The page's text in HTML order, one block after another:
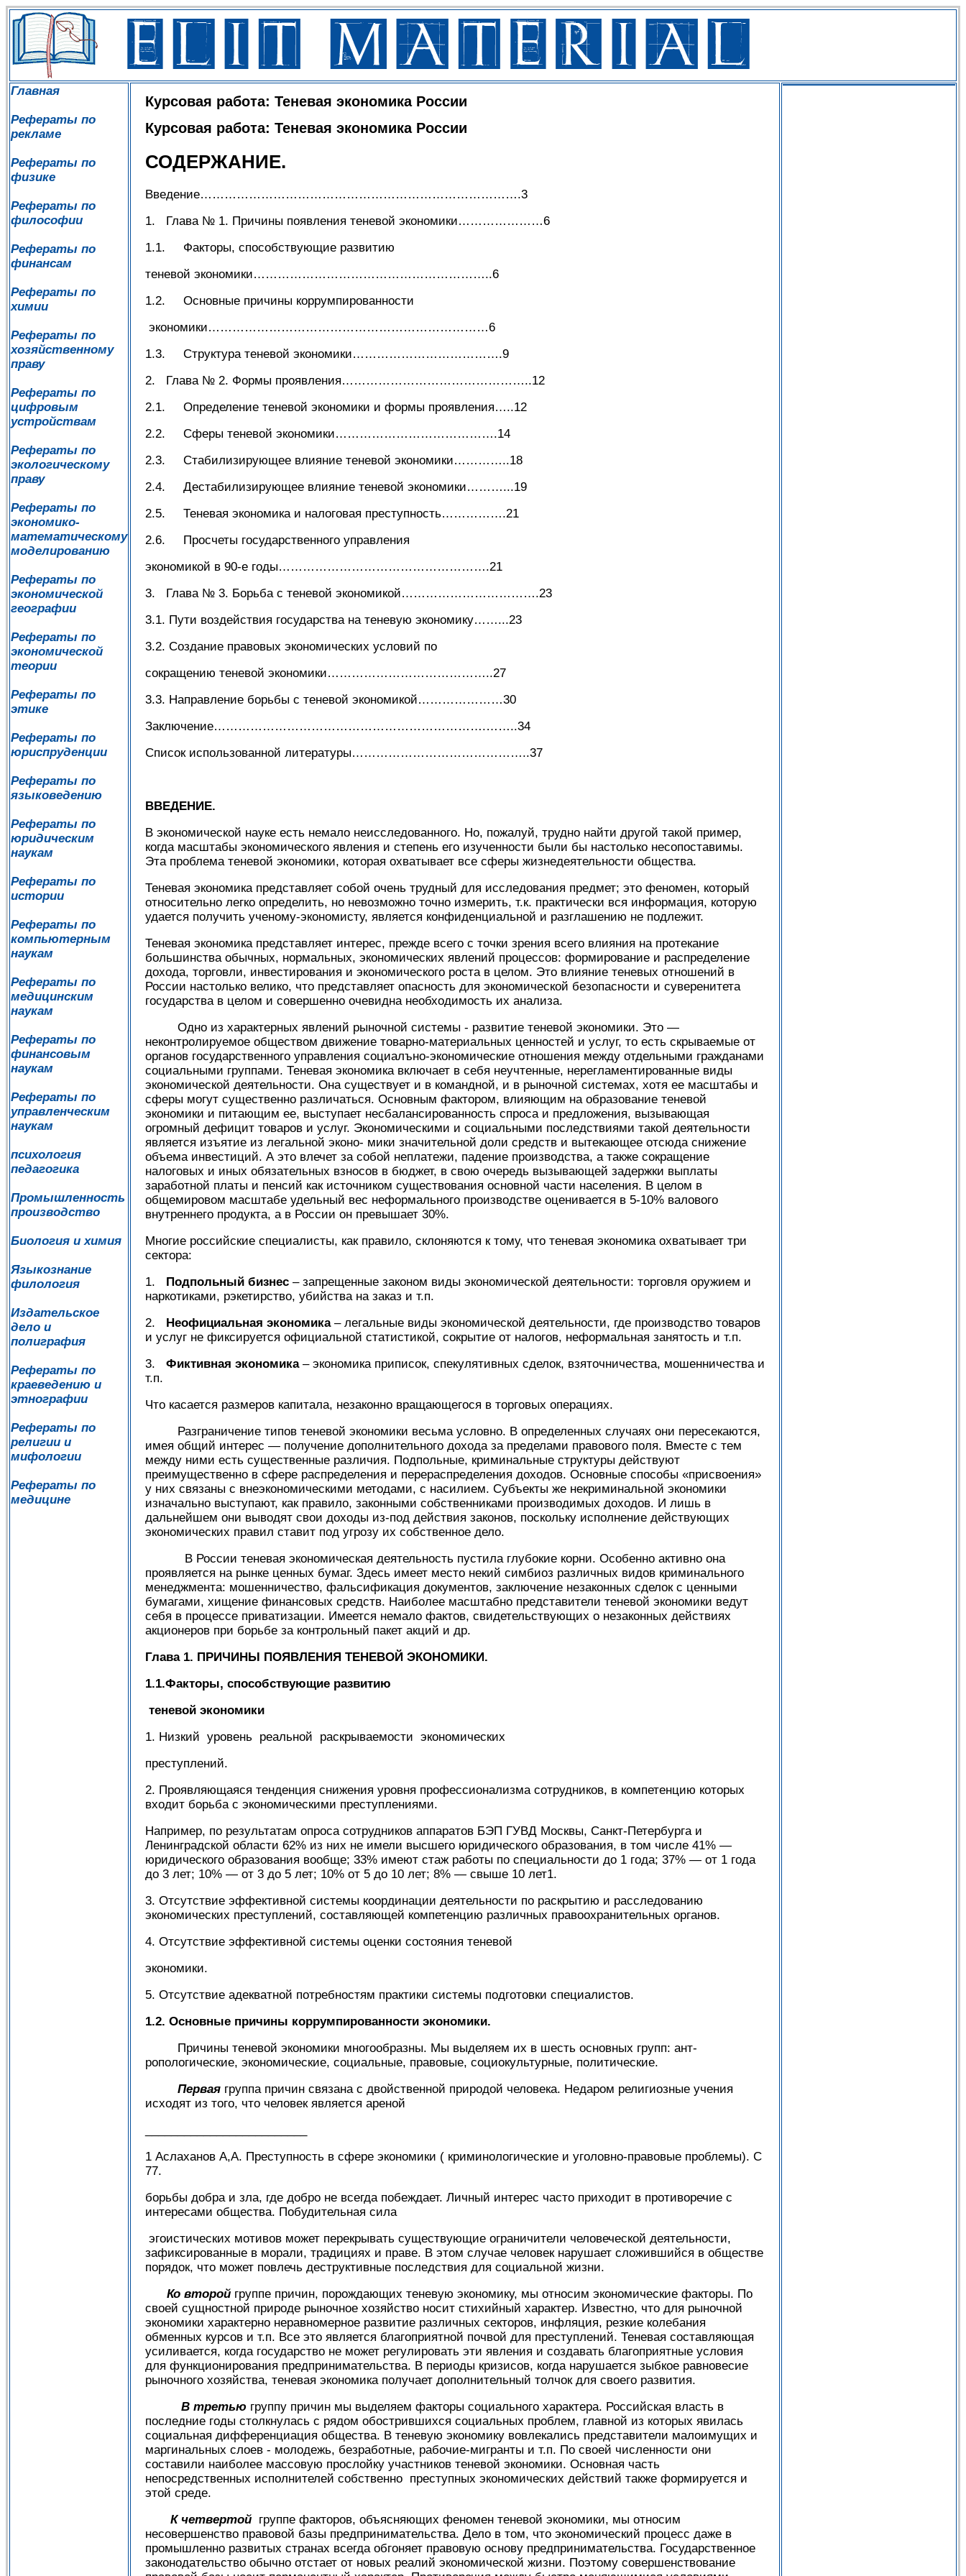
Главная
Рефераты по
рекламе
Рефераты по
физике
Рефераты по
философии
Рефераты по
финансам
Рефераты по
химии
Рефераты по
хозяйственному
праву
Рефераты по
цифровым
устройствам
Рефераты по
экологическому
праву
Рефераты по
экономико-
математическому
моделированию
Рефераты по
экономической
географии
Рефераты по
экономической
теории
Рефераты по
этике
Рефераты по
юриспруденции
Рефераты по
языковедению
Рефераты по
юридическим
наукам
Рефераты по
истории
Рефераты по
компьютерным
наукам
Рефераты по
медицинским
наукам
Рефераты по
финансовым
наукам
Рефераты по
управленческим
наукам
психология
педагогика
Промышленность
производство
Биология и химия
Языкознание
филология
Издательское
дело и
полиграфия
Рефераты по
краеведению и
этнографии
Рефераты по
религии и
мифологии
Рефераты по
медицине
Курсовая работа: Теневая экономика России
Курсовая работа: Теневая экономика России
СОДЕРЖАНИЕ.
Введение…………………………………………………………………….3
1. Глава № 1. Причины появления теневой экономики…………………6
1.1. Факторы, способствующие развитию
теневой экономики…………………………………………………..6
1.2. Основные причины коррумпированности
экономики……………………………………………………………6
1.3. Структура теневой экономики……………………………….9
2. Глава № 2. Формы проявления………………………………………..12
2.1. Определение теневой экономики и формы проявления…..12
2.2. Сферы теневой экономики………………………………….14
2.3. Стабилизирующее влияние теневой экономики…………..18
2.4. Дестабилизирующее влияние теневой экономики………...19
2.5. Теневая экономика и налоговая преступность…………….21
2.6. Просчеты государственного управления
экономикой в 90-е годы…………………………………………….21
3. Глава № 3. Борьба с теневой экономикой…………………………….23
3.1. Пути воздействия государства на теневую экономику……...23
3.2. Создание правовых экономических условий по
сокращению теневой экономики…………………………………..27
3.3. Направление борьбы с теневой экономикой…………………30
Заключение………………………………………………………….……..34
Список использованной литературы……………………………………..37
ВВЕДЕНИЕ.
В экономической науке есть немало неисследованного. Но, пожалуй, трудно найти другой такой пример,
когда масштабы экономического явления и степень его изученности были бы настолько несопоставимы.
Эта проблема теневой экономики, которая охватывает все сферы жизнедеятельности общества.
Теневая экономика представляет собой очень трудный для исследования предмет; это феномен, который
относительно легко определить, но невозможно точно измерить, т.к. практически вся информация, которую
удается получить ученому-экономисту, является конфиденциальной и разглашению не подлежит.
Теневая экономика представляет интерес, прежде всего с точки зрения всего влияния на протекание
большинства обычных, нормальных, экономических явлений процессов: формирование и распределение
дохода, торговли, инвестирования и экономического роста в целом. Это влияние теневых отношений в
России настолько велико, что представляет опасность для экономической безопасности и суверенитета
государства в целом и совершенно очевидна необходимость их анализа.
Одно из характерных явлений рыночной системы - развитие теневой экономики. Это —
неконтролируемое обществом движение товарно-материальных ценностей и услуг, то есть скрываемые от
органов государственного управления социалъно-экономические отношения между отдельными гражданами
социальными группами. Теневая экономика включает в себя неучтенные, нерегламентированные виды
экономической деятельности. Она существует и в командной, и в рыночной системах, хотя ее масштабы и
сферы могут существенно различаться. Основным фактором, влияющим на образование теневой
экономики и питающим ее, выступает несбалансированность спроса и предложения, вызывающая
огромный дефицит товаров и услуг. Экономическими и социальными последствиями такой деятельности
является изъятие из легальной эконо- мики значительной доли средств и вытекающее отсюда снижение
объема инвестиций. А это влечет за собой неплатежи, падение производства, а также сокращение
налоговых и иных обязательных взносов в бюджет, в свою очередь вызывающей задержки выплаты
заработной платы и пенсий как источником существования основной части населения. В целом в
общемировом масштабе удельный вес неформального производстве оценивается в 5-10% валового
внутреннего продукта, а в России он превышает 30%.
Многие российские специалисты, как правило, склоняются к тому, что теневая экономика охватывает три
сектора:
1. Подпольный бизнес – запрещенные законом виды экономической деятельности: торговля оружием и
наркотиками, рэкетирство, убийства на заказ и т.п.
2. Неофициальная экономика– легальные виды экономической деятельности, где производство товаров
и услуг не фиксируется официальной статистикой, сокрытие от налогов, неформальная занятость и т.п.
3. Фиктивная экономика– экономика приписок, спекулятивных сделок, взяточничества, мошенничества и
т.п.
Что касается размеров капитала, незаконно вращающегося в торговых операциях.
Разграничение типов теневой экономики весьма услов­но. В определенных случаях они пересекаются,
имея общий интерес — получение дополнительного дохода за пределами правового поля. Вместе с тем
между ними есть существенные различия. Подпольные, криминальные структуры действуют
преимущественно в сфере распределения и перераспределения доходов. Основные способы «присвоения»
у них связаны с внеэкономическими методами, с насилием. Субъекты же не­криминальной экономики
изначально выступают, как прави­ло, законными собственниками производимых доходов. И лишь в
дальнейшем они выводят свои доходы из-под действия законов, поскольку исполнение действующих
экономических правил ставит под угрозу их собственное дело.
В России теневая экономическая деятельность пустила глубокие корни. Особенно активно она
проявляется на рынке ценных бумаг. Здесь имеет место некий симбиоз различных видов криминального
менеджмента: мошенничество, фальси­фикация документов, заключение незаконных сделок с ценны­ми
бумагами, хищение финансовых средств. Наиболее масш­табно представители теневой экономики ведут
себя в процессе приватизации. Имеется немало фактов, свидетельствующих о незаконных действиях
акционеров при борьбе за контрольный пакет акций и др.
Глава 1. ПРИЧИНЫ ПОЯВЛЕНИЯ ТЕНЕВОЙ ЭКОНОМИКИ.
1.1.Факторы, способ­ствующие развитию
теневой экономики
1. Низкий уровень реальной раскрываемости экономических
преступлений.
2. Проявляющаяся тенденция снижения уровня профессиона­лизма сотрудников, в компетенцию которых
входит борьба с эконо­мическими преступлениями.
Например, по результатам опроса сотрудников аппаратов БЭП ГУВД Москвы, Санкт-Петербурга и
Ленинградской области 62% из них не имели высшего юридического образования, в том числе 41% —
юридического образования вообще; 33% имеют стаж работы по специальности до 1 года; 37% — от 1 года
до 3 лет; 10% — от 3 до 5 лет; 10% от 5 до 10 лет; 8% — свыше 10 лет1.
3. Отсутствие эффективной системы координации деятельности по раскрытию и расследованию
экономических преступлений, сос­тавляющей компетенцию различных правоохранительных органов.
4. Отсутствие эффективной системы оценки состояния теневой
экономики.
5. Отсутствие адекватной потребностям практики системы под­готовки специалистов.
1.2. Основные причины коррумпированности экономики.
Причины теневой экономики многообразны. Мы выделяем их в шесть основных групп: ант­
ропологические, экономические, социаль­ные, правовые, социокультурные, политиче­ские.
Первая группа причин связана с двойст­венной природой человека. Недаром религи­озные учения
исходят из того, что человек яв­ляется ареной
1 Аслаханов А,А. Преступность в сфере экономики ( криминологические и уголовно-правовые проблемы). С
77.
борьбы добра и зла, где добро не всегда побеждает. Личный интерес часто приходит в противоречие с
интересами обще­ства. Побудительная сила
эгоистических мо­тивов может перекрывать существующие ограничители человеческой деятельности,
зафиксированные в морали, традициях и праве. В этом случае человек нарушает сло­жившийся в обществе
порядок, что может по­влечь деструктивные последствия для социа­льной жизни.
Ко второй группе причин, порождающих теневую экономику, мы относим экономиче­ские факторы. По
своей сущностной природе рыночное хозяйство носит стихийный харак­тер. Известно, что для рыночной
экономики характерно неравномерное развитие различ­ных секторов, инфляция, резкие колебания
обменных курсов и т.п. Все это является бла­гоприятной почвой для преступлений. Тене­вая составляющая
усиливается, когда государ­ство не может регулировать эти явления и со­здавать благоприятные условия
для функцио­нирования предпринимательства. В периоды кризисов, когда нарушается зыбкое равнове­сие
рыночного хозяйства, теневая экономика получает дополнительный толчок для своего развития.
В третью группу причин мы выделяем факторы социального характера. Российская власть в
последние годы столкнулась с рядом обострившихся социальных проблем, главной из которых явилась
социальная дифференци­ация общества. В теневую экономику вовлека­лись представители малоимущих и
маргина­льных слоев - молодежь, безработные, рабо­чие-мигранты и т.п. По своей численности они
составили наиболее массовую прослойку участников теневой экономики. Основная часть
непосредственных исполнителей собственно преступных экономических действий также формируется и
этой среде.
К четвертой группе факторов, объясняю­щих феномен теневой экономики, мы отно­сим
несовершенство правовой базы предпри­нимательства. Дело в том, что экономический процесс даже в
промышленно развитых стра­нах всегда обгоняет правовую основу пред­принимательства. Государственное
законода­тельство обычно отстает от новых реалий эко­номической жизни. Поэтому совершенство­вание